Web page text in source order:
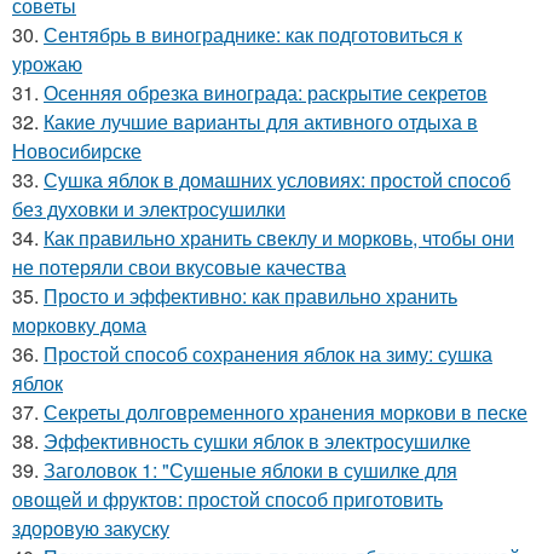
30. Сентябрь в винограднике: как подготовиться к
урожаю
31. Осенняя обрезка винограда: раскрытие секретов
32. Какие лучшие варианты для активного отдыха в
Новосибирске
33. Сушка яблок в домашних условиях: простой способ
без духовки и электросушилки
34. Как правильно хранить свеклу и морковь, чтобы они
не потеряли свои вкусовые качества
35. Просто и эффективно: как правильно хранить
морковку дома
36. Простой способ сохранения яблок на зиму: сушка
яблок
37. Секреты долговременного хранения моркови в песке
38. Эффективность сушки яблок в электросушилке
39. Заголовок 1: "Сушеные яблоки в сушилке для
овощей и фруктов: простой способ приготовить
здоровую закуску